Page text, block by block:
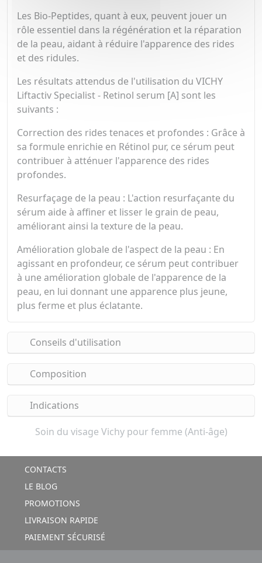
Les Bio-Peptides, quant à eux, peuvent jouer un
rôle essentiel dans la régénération et la réparation
de la peau, aidant à réduire l'apparence des rides
et des ridules.
Les résultats attendus de l'utilisation du VICHY
Liftactiv Specialist - Retinol serum [A] sont les
suivants :
Correction des rides tenaces et profondes : Grâce à
sa formule enrichie en Rétinol pur, ce sérum peut
contribuer à atténuer l'apparence des rides
profondes.
Resurfaçage de la peau : L'action resurfaçante du
sérum aide à affiner et lisser le grain de peau,
améliorant ainsi la texture de la peau.
Amélioration globale de l'aspect de la peau : En
agissant en profondeur, ce sérum peut contribuer
à une amélioration globale de l'apparence de la
peau, en lui donnant une apparence plus jeune,
plus ferme et plus éclatante.
Conseils d'utilisation
Composition
Indications
Soin du visage Vichy pour femme (Anti-âge)
CONTACTS
LE BLOG
PROMOTIONS
LIVRAISON RAPIDE
PAIEMENT SÉCURISÉ